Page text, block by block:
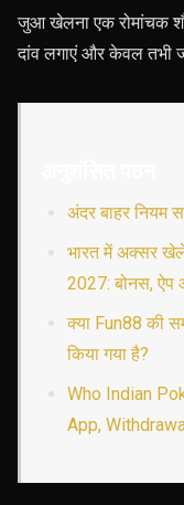
जुआ खेलना एक रोमांचक
दांव लगाएं और केवल तभी
अंदर बाहर नियम
भारत में अक्सर खेले
2027: बोनस, ऐप
क्या Fun88 की
किया गया है?
Who Indian
App,